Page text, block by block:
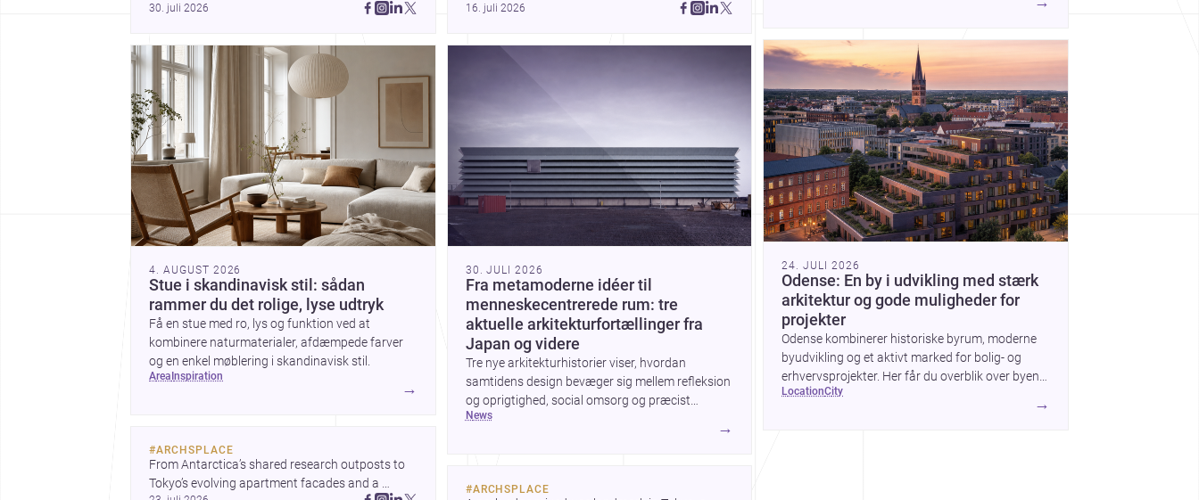
proportion og materialitet
karakter.
30. juli 2026
4. AUGUST 2026
Stue i skandinavisk stil: sådan
rammer du det rolige, lyse udtryk
Få en stue med ro, lys og funktion ved at
kombinere naturmaterialer, afdæmpede farver
og en enkel møblering i skandinavisk stil.
area inspiration
→
#ARCHSPLACE
From Antarctica’s shared research outposts to
Tokyo’s evolving apartment facades and a
16. juli 2026
30. JULI 2026
Fra metamoderne idéer til
menneskecentrerede rum: tre
aktuelle arkitekturfortællinger fra
Japan og videre
Tre nye arkitekturhistorier viser, hvordan
samtidens design bevæger sig mellem refleksion
og oprigtighed, social omsorg og præcist
formgivne boligoplevelser. Fra den teoretiske
kommentar og konkret livskvalitet.
news
→
#ARCHSPLACE
24. JULI 2026
Odense: En by i udvikling med stærk
arkitektur og gode muligheder for
projekter
Odense kombinerer historiske byrum, moderne
byudvikling og et aktivt marked for bolig- og
erhvervsprojekter. Her får du overblik over byens
arkitektur, byggemæssige prisniveau og hvorfor
location city
→